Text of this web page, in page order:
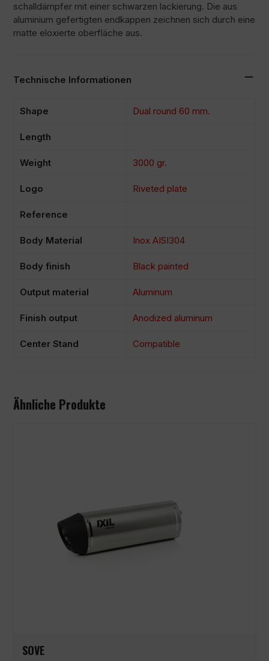
schalldämpfer mit einer schwarzen lackierung. Die aus
aluminium gefertigten endkappen zeichnen sich durch eine
matte eloxierte oberfläche aus.
Technische Informationen
Shape Dual round 60 mm.
Length
Weight 3000 gr.
Logo Riveted plate
Reference
Body Material Inox AISI304
Body finish Black painted
Output material Aluminum
Finish output Anodized aluminum
Center Stand Compatible
Ähnliche Produkte
SOVE